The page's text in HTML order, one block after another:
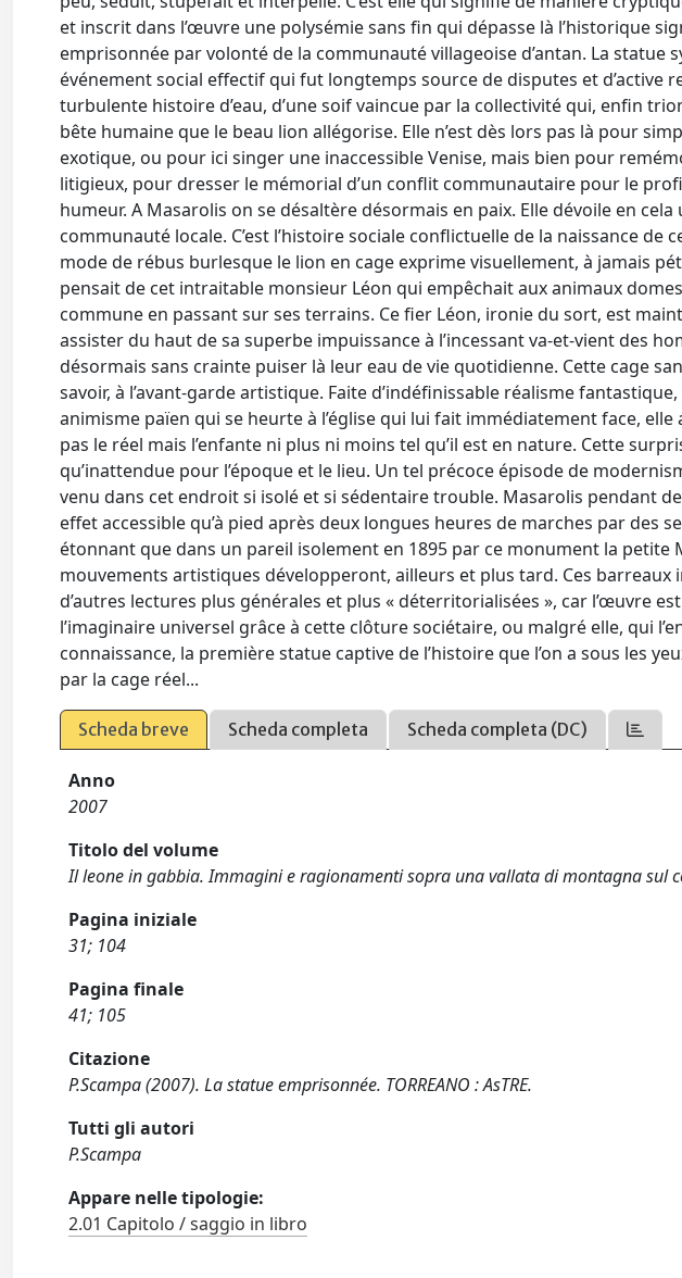
et inscrit dans l’œuvre une polysémie sans fin qui dépasse là l’historique
emprisonnée par volonté de la communauté villageoise d’antan. La statue
événement social effectif qui fut longtemps source de disputes et d’active
turbulente histoire d’eau, d’une soif vaincue par la collectivité qui, enfin
bête humaine que le beau lion allégorise. Elle n’est dès lors pas là pour
exotique, ou pour ici singer une inaccessible Venise, mais bien pour
litigieux, pour dresser le mémorial d’un conflit communautaire pour le
humeur. A Masarolis on se désaltère désormais en paix. Elle dévoile en
communauté locale. C’est l’histoire sociale conflictuelle de la naissance
mode de rébus burlesque le lion en cage exprime visuellement, à jamais
pensait de cet intraitable monsieur Léon qui empêchait aux animaux
commune en passant sur ses terrains. Ce fier Léon, ironie du sort, est
assister du haut de sa superbe impuissance à l’incessant va-et-vient des
désormais sans crainte puiser là leur eau de vie quotidienne. Cette cage
savoir, à l’avant-garde artistique. Faite d’indéfinissable réalisme
animisme païen qui se heurte à l’église qui lui fait immédiatement face,
pas le réel mais l’enfante ni plus ni moins tel qu’il est en nature. Cette
qu’inattendue pour l’époque et le lieu. Un tel précoce épisode de
venu dans cet endroit si isolé et si sédentaire trouble. Masarolis pendant
effet accessible qu’à pied après deux longues heures de marches par des
étonnant que dans un pareil isolement en 1895 par ce monument la petite
mouvements artistiques développeront, ailleurs et plus tard. Ces
d’autres lectures plus générales et plus « déterritorialisées », car l’œuvre
l’imaginaire universel grâce à cette clôture sociétaire, ou malgré elle, qui
connaissance, la première statue captive de l’histoire que l’on a sous les
par la cage réel...
Scheda breve Scheda completa Scheda completa (DC)
Anno
2007
Titolo del volume
Il leone in gabbia. Immagini e ragionamenti sopra una vallata di montagna sul
Pagina iniziale
31; 104
Pagina finale
41; 105
Citazione
P.Scampa (2007). La statue emprisonnée. TORREANO : AsTRE.
Tutti gli autori
P.Scampa
Appare nelle tipologie:
2.01 Capitolo / saggio in libro